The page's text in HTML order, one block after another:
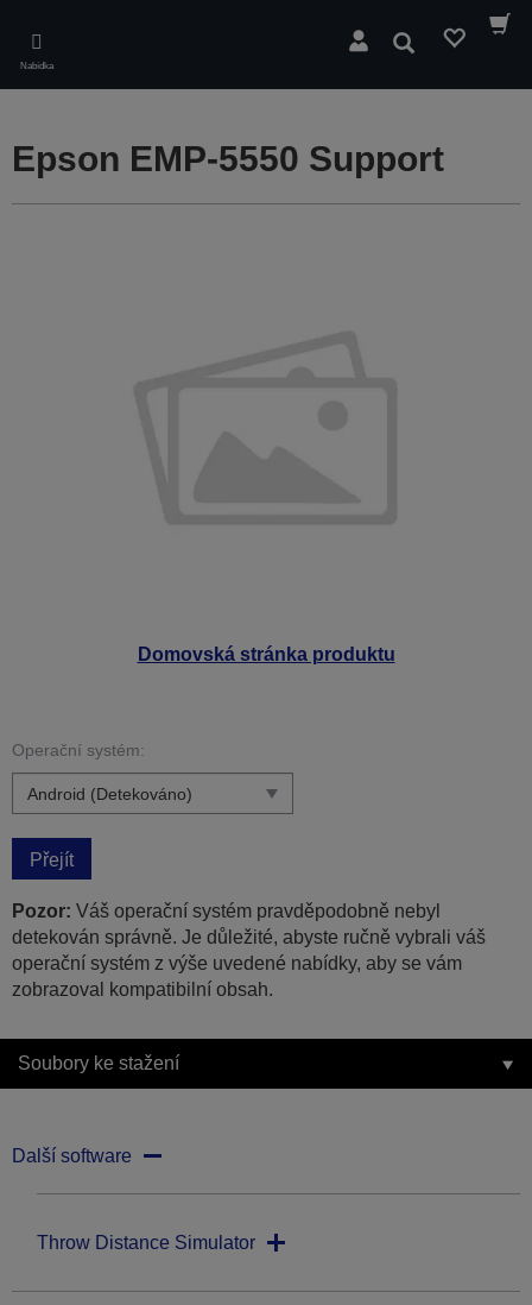
main
content
Nabídka
Hledat
Domovská stránka produktu
Epson EMP-5550 Support
Operační systém:
Přejít
Pozor: Váš operační systém pravděpodobně nebyl
detekován správně. Je důležité, abyste ručně vybrali váš
operační systém z výše uvedené nabídky, aby se vám
zobrazoval kompatibilní obsah.
Soubory ke stažení
Další software
Throw Distance Simulator